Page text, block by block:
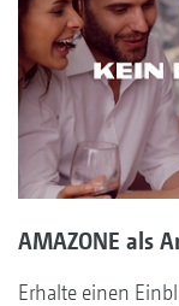
AMAZONE als
Erhalte einen